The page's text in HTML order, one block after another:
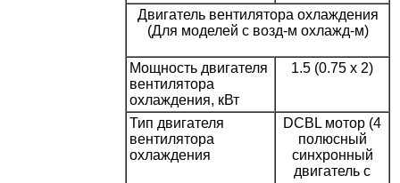
Двигатель вентилятора охлаждения
(Для моделей с возд-м охлажд-м)
Мощность двигателя
вентилятора
охлаждения, кВт
1.5 (0.75 х 2)
Тип двигателя
вентилятора
охлаждения
DCBL мотор (4
полюсный
синхронный
двигатель с